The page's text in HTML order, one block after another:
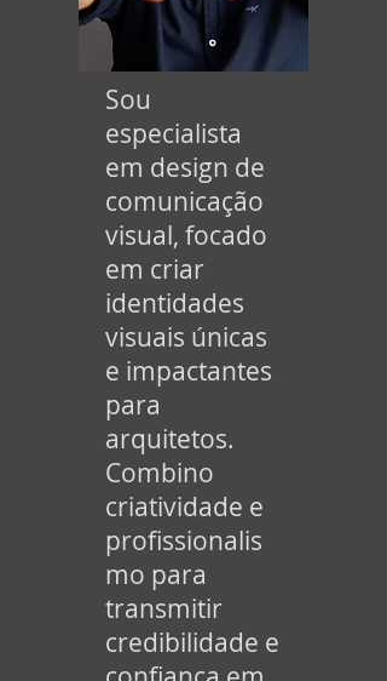
Sou
especialista
em design de
comunicação
visual, focado
em criar
identidades
visuais únicas
e impactantes
para
arquitetos.
Combino
criatividade e
profissionalis
mo para
transmitir
credibilidade e